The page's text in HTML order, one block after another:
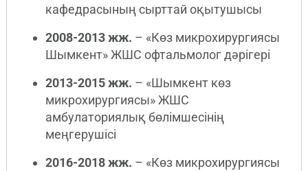
кафедрасының сырттай оқытушысы
2008-2013 жж. – «Көз микрохирургиясы
Шымкент» ЖШС офтальмолог дәрігері
2013-2015 жж. – «Шымкент көз
микрохирургиясы» ЖШС
амбулаториялық бөлімшесінің
меңгерушісі
2016-2018 жж. – «Көз микрохирургиясы